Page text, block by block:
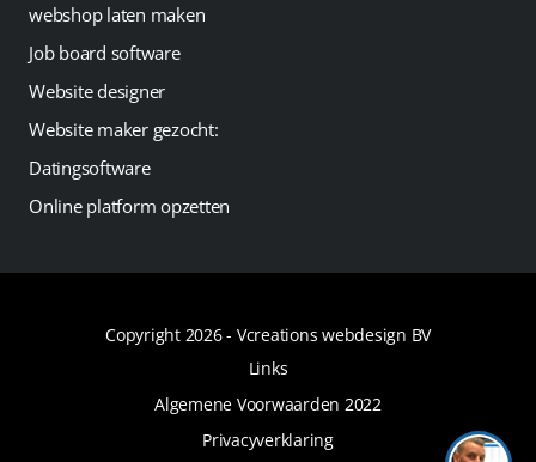
webshop laten maken
Job board software
Website designer
Website maker gezocht:
Datingsoftware
Online platform opzetten
Copyright 2026 - Vcreations webdesign BV
Links
Algemene Voorwaarden 2022
Privacyverklaring